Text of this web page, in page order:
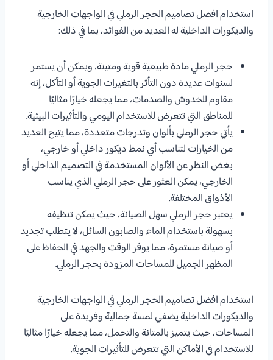
استخدام افضل تصاميم الحجر الرملي في الواجهات الخارجية
والديكورات الداخلية له العديد من الفوائد، بما في ذلك:
حجر الرملي مادة طبيعية قوية ومتينة، ويمكن أن يستمر
لسنوات عديدة دون التأثر بالتغيرات الجوية أو التآكل، إنه
مقاوم للخدوش والصدمات، مما يجعله خيارًا مثاليًا
للمناطق التي تتعرض للاستخدام اليومي والتأثيرات البيئية.
يأتي حجر الرملي بألوان وتدرجات متعددة، مما يتيح العديد
من الخيارات لتناسب أي نمط ديكور داخلي أو خارجي،
بغض النظر عن الألوان المستخدمة في التصميم الداخلي أو
الخارجي، يمكن العثور على حجر الرملي الذي يناسب
الأذواق المختلفة.
يعتبر حجر الرملي سهل الصيانة، حيث يمكن تنظيفه
بسهولة باستخدام الماء والصابون السائل، لا يتطلب تجديد
أو صيانة مستمرة، مما يوفر الوقت والجهد في الحفاظ على
المظهر الجميل للمساحات المزودة بحجر الرملي.
استخدام افضل تصاميم الحجر الرملي في الواجهات الخارجية
والديكورات الداخلية يضفي لمسة جمالية وفريدة على
المساحات، حيث يتميز بالمتانة والتحمل، مما يجعله خيارًا مثاليًا
للاستخدام في الأماكن التي تتعرض للتأثيرات الجوية.